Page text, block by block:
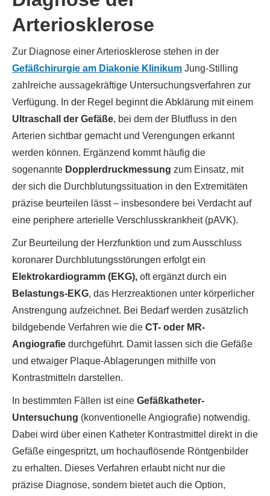
Arteriosklerose
Zur Diagnose einer Arteriosklerose stehen in der
Gefäßchirurgie am Diakonie Klinikum Jung-Stilling
zahlreiche aussagekräftige Untersuchungsverfahren zur
Verfügung. In der Regel beginnt die Abklärung mit einem
Ultraschall der Gefäße, bei dem der Blutfluss in den
Arterien sichtbar gemacht und Verengungen erkannt
werden können. Ergänzend kommt häufig die
sogenannte Dopplerdruckmessung zum Einsatz, mit
der sich die Durchblutungssituation in den Extremitäten
präzise beurteilen lässt – insbesondere bei Verdacht auf
eine periphere arterielle Verschlusskrankheit (pAVK).
Zur Beurteilung der Herzfunktion und zum Ausschluss
koronarer Durchblutungsstörungen erfolgt ein
Elektrokardiogramm (EKG), oft ergänzt durch ein
Belastungs-EKG, das Herzreaktionen unter körperlicher
Anstrengung aufzeichnet. Bei Bedarf werden zusätzlich
bildgebende Verfahren wie die CT- oder MR-
Angiografie durchgeführt. Damit lassen sich die Gefäße
und etwaiger Plaque-Ablagerungen mithilfe von
Kontrastmitteln darstellen.
In bestimmten Fällen ist eine Gefäßkatheter-
Untersuchung (konventionelle Angiografie) notwendig.
Dabei wird über einen Katheter Kontrastmittel direkt in die
Gefäße eingespritzt, um hochauflösende Röntgenbilder
zu erhalten. Dieses Verfahren erlaubt nicht nur die
präzise Diagnose, sondern bietet auch die Option,